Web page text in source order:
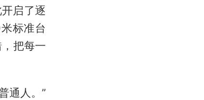
启了逐
标准台
把每一
通人。”